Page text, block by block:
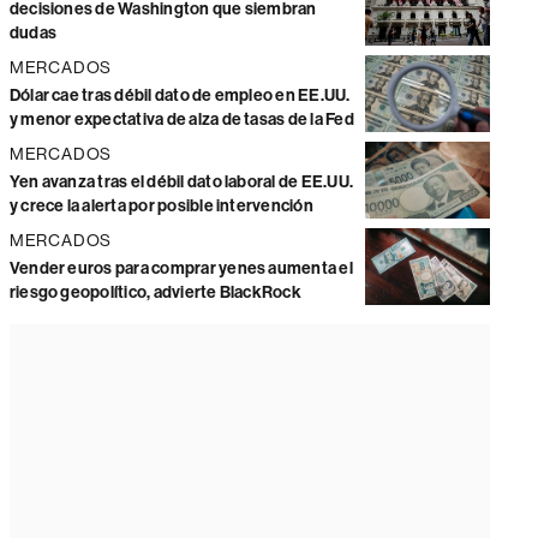
decisiones de Washington que siembran
dudas
MERCADOS
Dólar cae tras débil dato de empleo en EE.UU.
y menor expectativa de alza de tasas de la Fed
MERCADOS
Yen avanza tras el débil dato laboral de EE.UU.
y crece la alerta por posible intervención
MERCADOS
Vender euros para comprar yenes aumenta el
riesgo geopolítico, advierte BlackRock